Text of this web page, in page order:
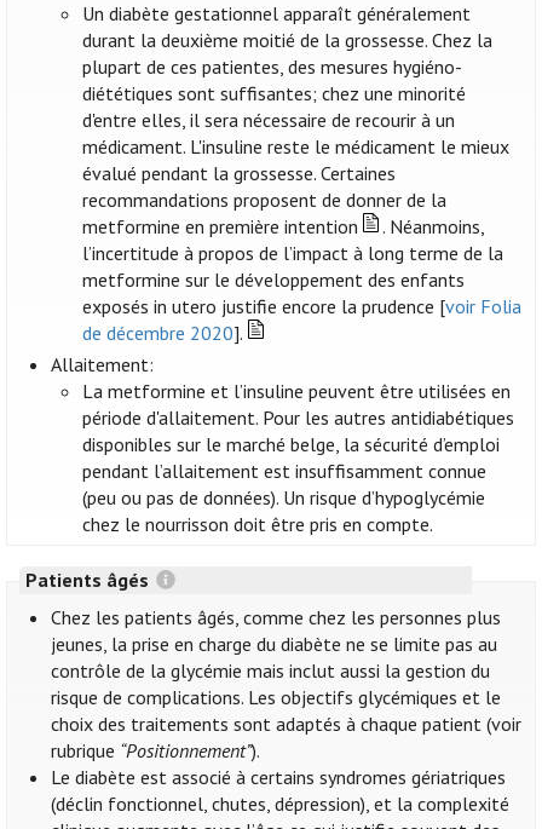
Un diabète gestationnel apparaît généralement
durant la deuxième moitié de la grossesse. Chez la
plupart de ces patientes, des mesures hygiéno-
diététiques sont suffisantes; chez une minorité
d'entre elles, il sera nécessaire de recourir à un
médicament. L'insuline reste le médicament le mieux
évalué pendant la grossesse. Certaines
recommandations proposent de donner de la
metformine en première intention
. Néanmoins,
l’incertitude à propos de l’impact à long terme de la
metformine sur le développement des enfants
exposés in utero justifie encore la prudence [voir Folia
de décembre 2020].
Allaitement:
La metformine et l’insuline peuvent être utilisées en
période d'allaitement. Pour les autres antidiabétiques
disponibles sur le marché belge, la sécurité d’emploi
pendant l’allaitement est insuffisamment connue
(peu ou pas de données). Un risque d’hypoglycémie
chez le nourrisson doit être pris en compte.
Patients âgés
Chez les patients âgés, comme chez les personnes plus
jeunes, la prise en charge du diabète ne se limite pas au
contrôle de la glycémie mais inclut aussi la gestion du
risque de complications. Les objectifs glycémiques et le
choix des traitements sont adaptés à chaque patient (voir
rubrique “Positionnement”).
Le diabète est associé à certains syndromes gériatriques
(déclin fonctionnel, chutes, dépression), et la complexité